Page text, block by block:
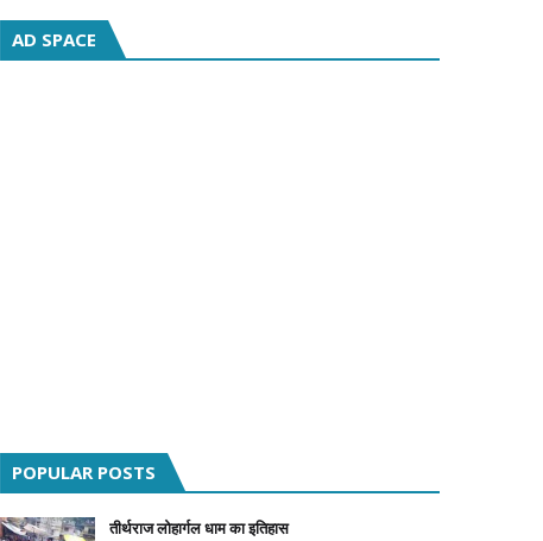
AD SPACE
POPULAR POSTS
तीर्थराज लोहार्गल धाम का इतिहास